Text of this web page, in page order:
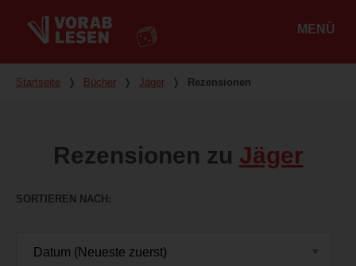
MENÜ
Du bist hier
Startseite ❭ Bücher ❭ Jäger ❭ Rezensionen
Rezensionen zu Jäger
SORTIEREN NACH